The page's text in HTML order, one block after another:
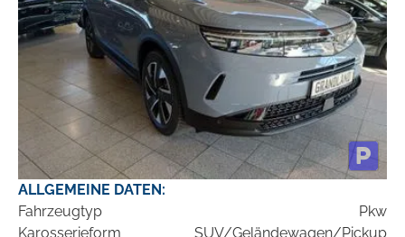
ALLGEMEINE DATEN:
Fahrzeugtyp
Pkw
Karosserieform
SUV/Geländewagen/Pickup